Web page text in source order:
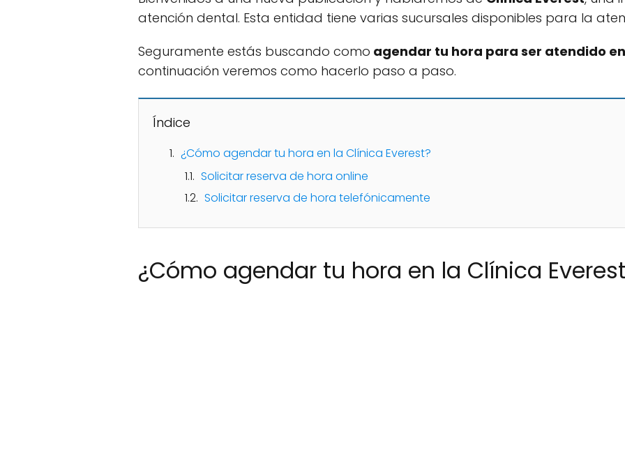
atención dental. Esta entidad tiene varias sucursales disponibles para la
Seguramente estás buscando como agendar tu hora para ser atendido
continuación veremos como hacerlo paso a paso.
Índice
¿Cómo agendar tu hora en la Clínica Everest?
Solicitar reserva de hora online
Solicitar reserva de hora telefónicamente
¿Cómo agendar tu hora en la Clínica